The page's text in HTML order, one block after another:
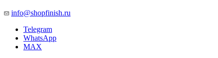
info@shopfinish.ru
Telegram
WhatsApp
MAX